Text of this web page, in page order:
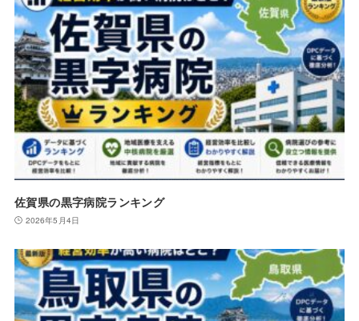
佐賀県の黒字病院ランキング
2026年5月4日